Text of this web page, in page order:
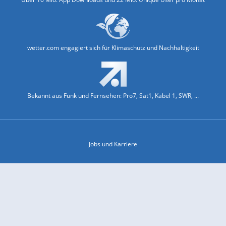
wetter.com engagiert sich für Klimaschutz und Nachhaltigkeit
Bekannt aus Funk und Fernsehen: Pro7, Sat1, Kabel 1, SWR, ...
Jobs und Karriere